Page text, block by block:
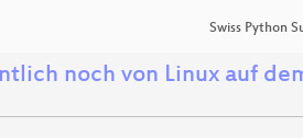
Swiss Python
noch von Linux auf